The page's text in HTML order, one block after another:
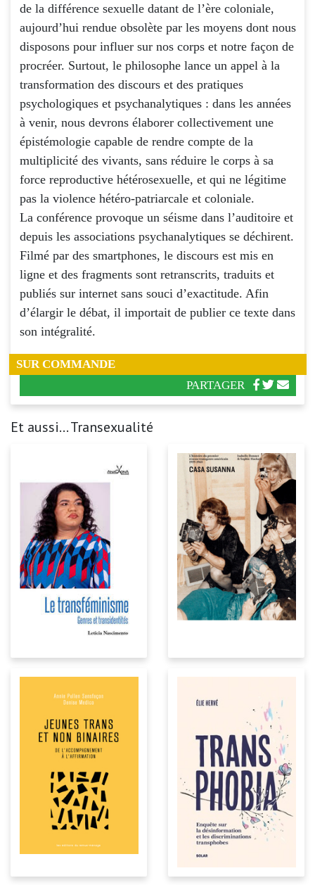
de la différence sexuelle datant de l’ère coloniale,
aujourd’hui rendue obsolète par les moyens dont nous
disposons pour influer sur nos corps et notre façon de
procréer. Surtout, le philosophe lance un appel à la
transformation des discours et des pratiques
psychologiques et psychanalytiques : dans les années
à venir, nous devrons élaborer collectivement une
épistémologie capable de rendre compte de la
multiplicité des vivants, sans réduire le corps à sa
force reproductive hétérosexuelle, et qui ne légitime
pas la violence hétéro-patriarcale et coloniale.
La conférence provoque un séisme dans l’auditoire et
depuis les associations psychanalytiques se déchirent.
Filmé par des smartphones, le discours est mis en
ligne et des fragments sont retranscrits, traduits et
publiés sur internet sans souci d’exactitude. Afin
d’élargir le débat, il importait de publier ce texte dans
son intégralité.
SUR COMMANDE
PARTAGER
Et aussi... Transexualité